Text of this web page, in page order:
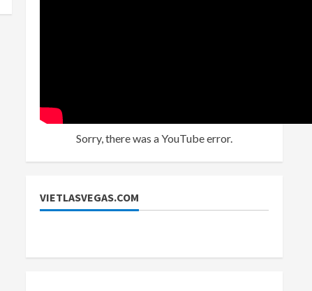
Sorry, there was a YouTube error.
VIETLASVEGAS.COM